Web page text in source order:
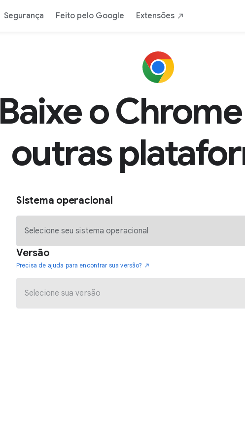
Segurança Feito pelo Google Extensões
Baixe o
outras
Sistema operacional
Versão
Precisa de ajuda para encontrar sua versão?